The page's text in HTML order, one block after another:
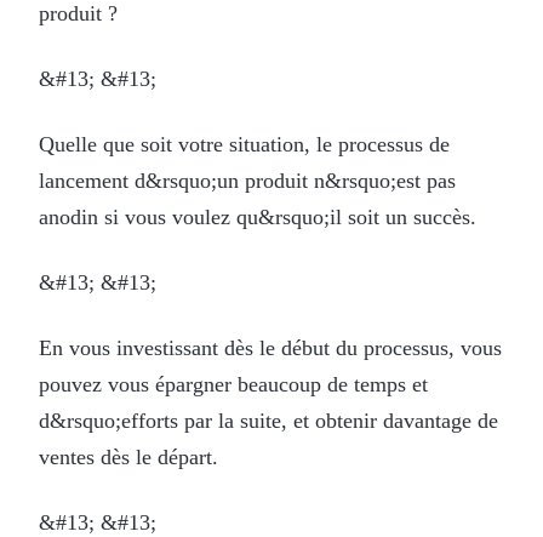
produit ?
&#13; &#13;
Quelle que soit votre situation, le processus de
lancement d&rsquo;un produit n&rsquo;est pas
anodin si vous voulez qu&rsquo;il soit un succès.
&#13; &#13;
En vous investissant dès le début du processus, vous
pouvez vous épargner beaucoup de temps et
d&rsquo;efforts par la suite, et obtenir davantage de
ventes dès le départ.
&#13; &#13;